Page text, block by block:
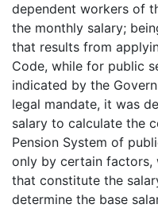
dependent workers of
the monthly salary;
that results from
Code, while for public
indicated by the
legal mandate, it was
salary to calculate the
Pension System of
only by certain factors,
that constitute the
determine the base